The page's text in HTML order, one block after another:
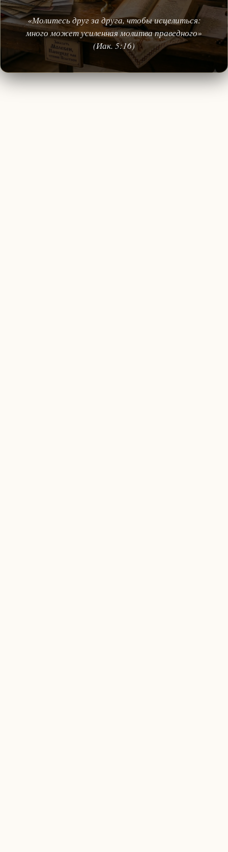
«Молитесь друг за друга, чтобы исцелиться:
много может усиленная молитва праведного»
(Иак. 5:16)